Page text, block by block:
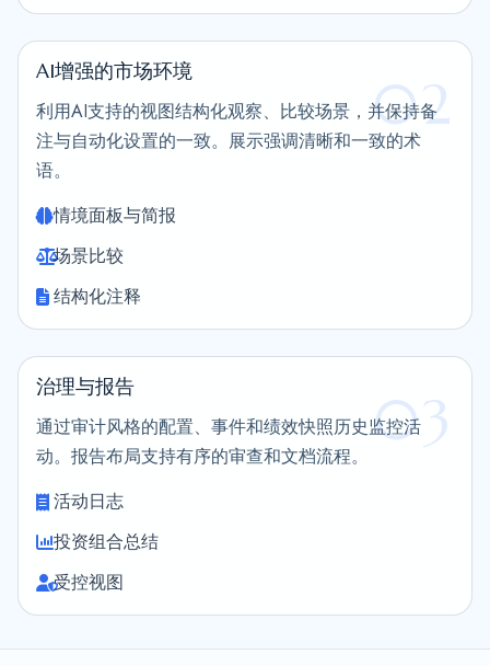
02
AI增强的市场环境
利用AI支持的视图结构化观察、比较场景，并保持备
注与自动化设置的一致。展示强调清晰和一致的术
语。
情境面板与简报
场景比较
结构化注释
03
治理与报告
通过审计风格的配置、事件和绩效快照历史监控活
动。报告布局支持有序的审查和文档流程。
活动日志
投资组合总结
受控视图